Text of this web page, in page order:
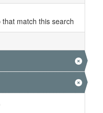
match this search